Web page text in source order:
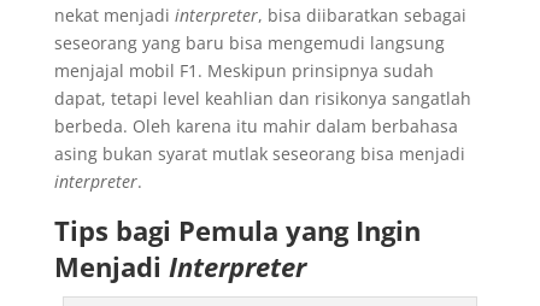
nekat menjadi interpreter, bisa diibaratkan sebagai
seseorang yang baru bisa mengemudi langsung
menjajal mobil F1. Meskipun prinsipnya sudah
dapat, tetapi level keahlian dan risikonya sangatlah
berbeda. Oleh karena itu mahir dalam berbahasa
asing bukan syarat mutlak seseorang bisa menjadi
interpreter.
Tips bagi Pemula yang Ingin
Menjadi Interpreter